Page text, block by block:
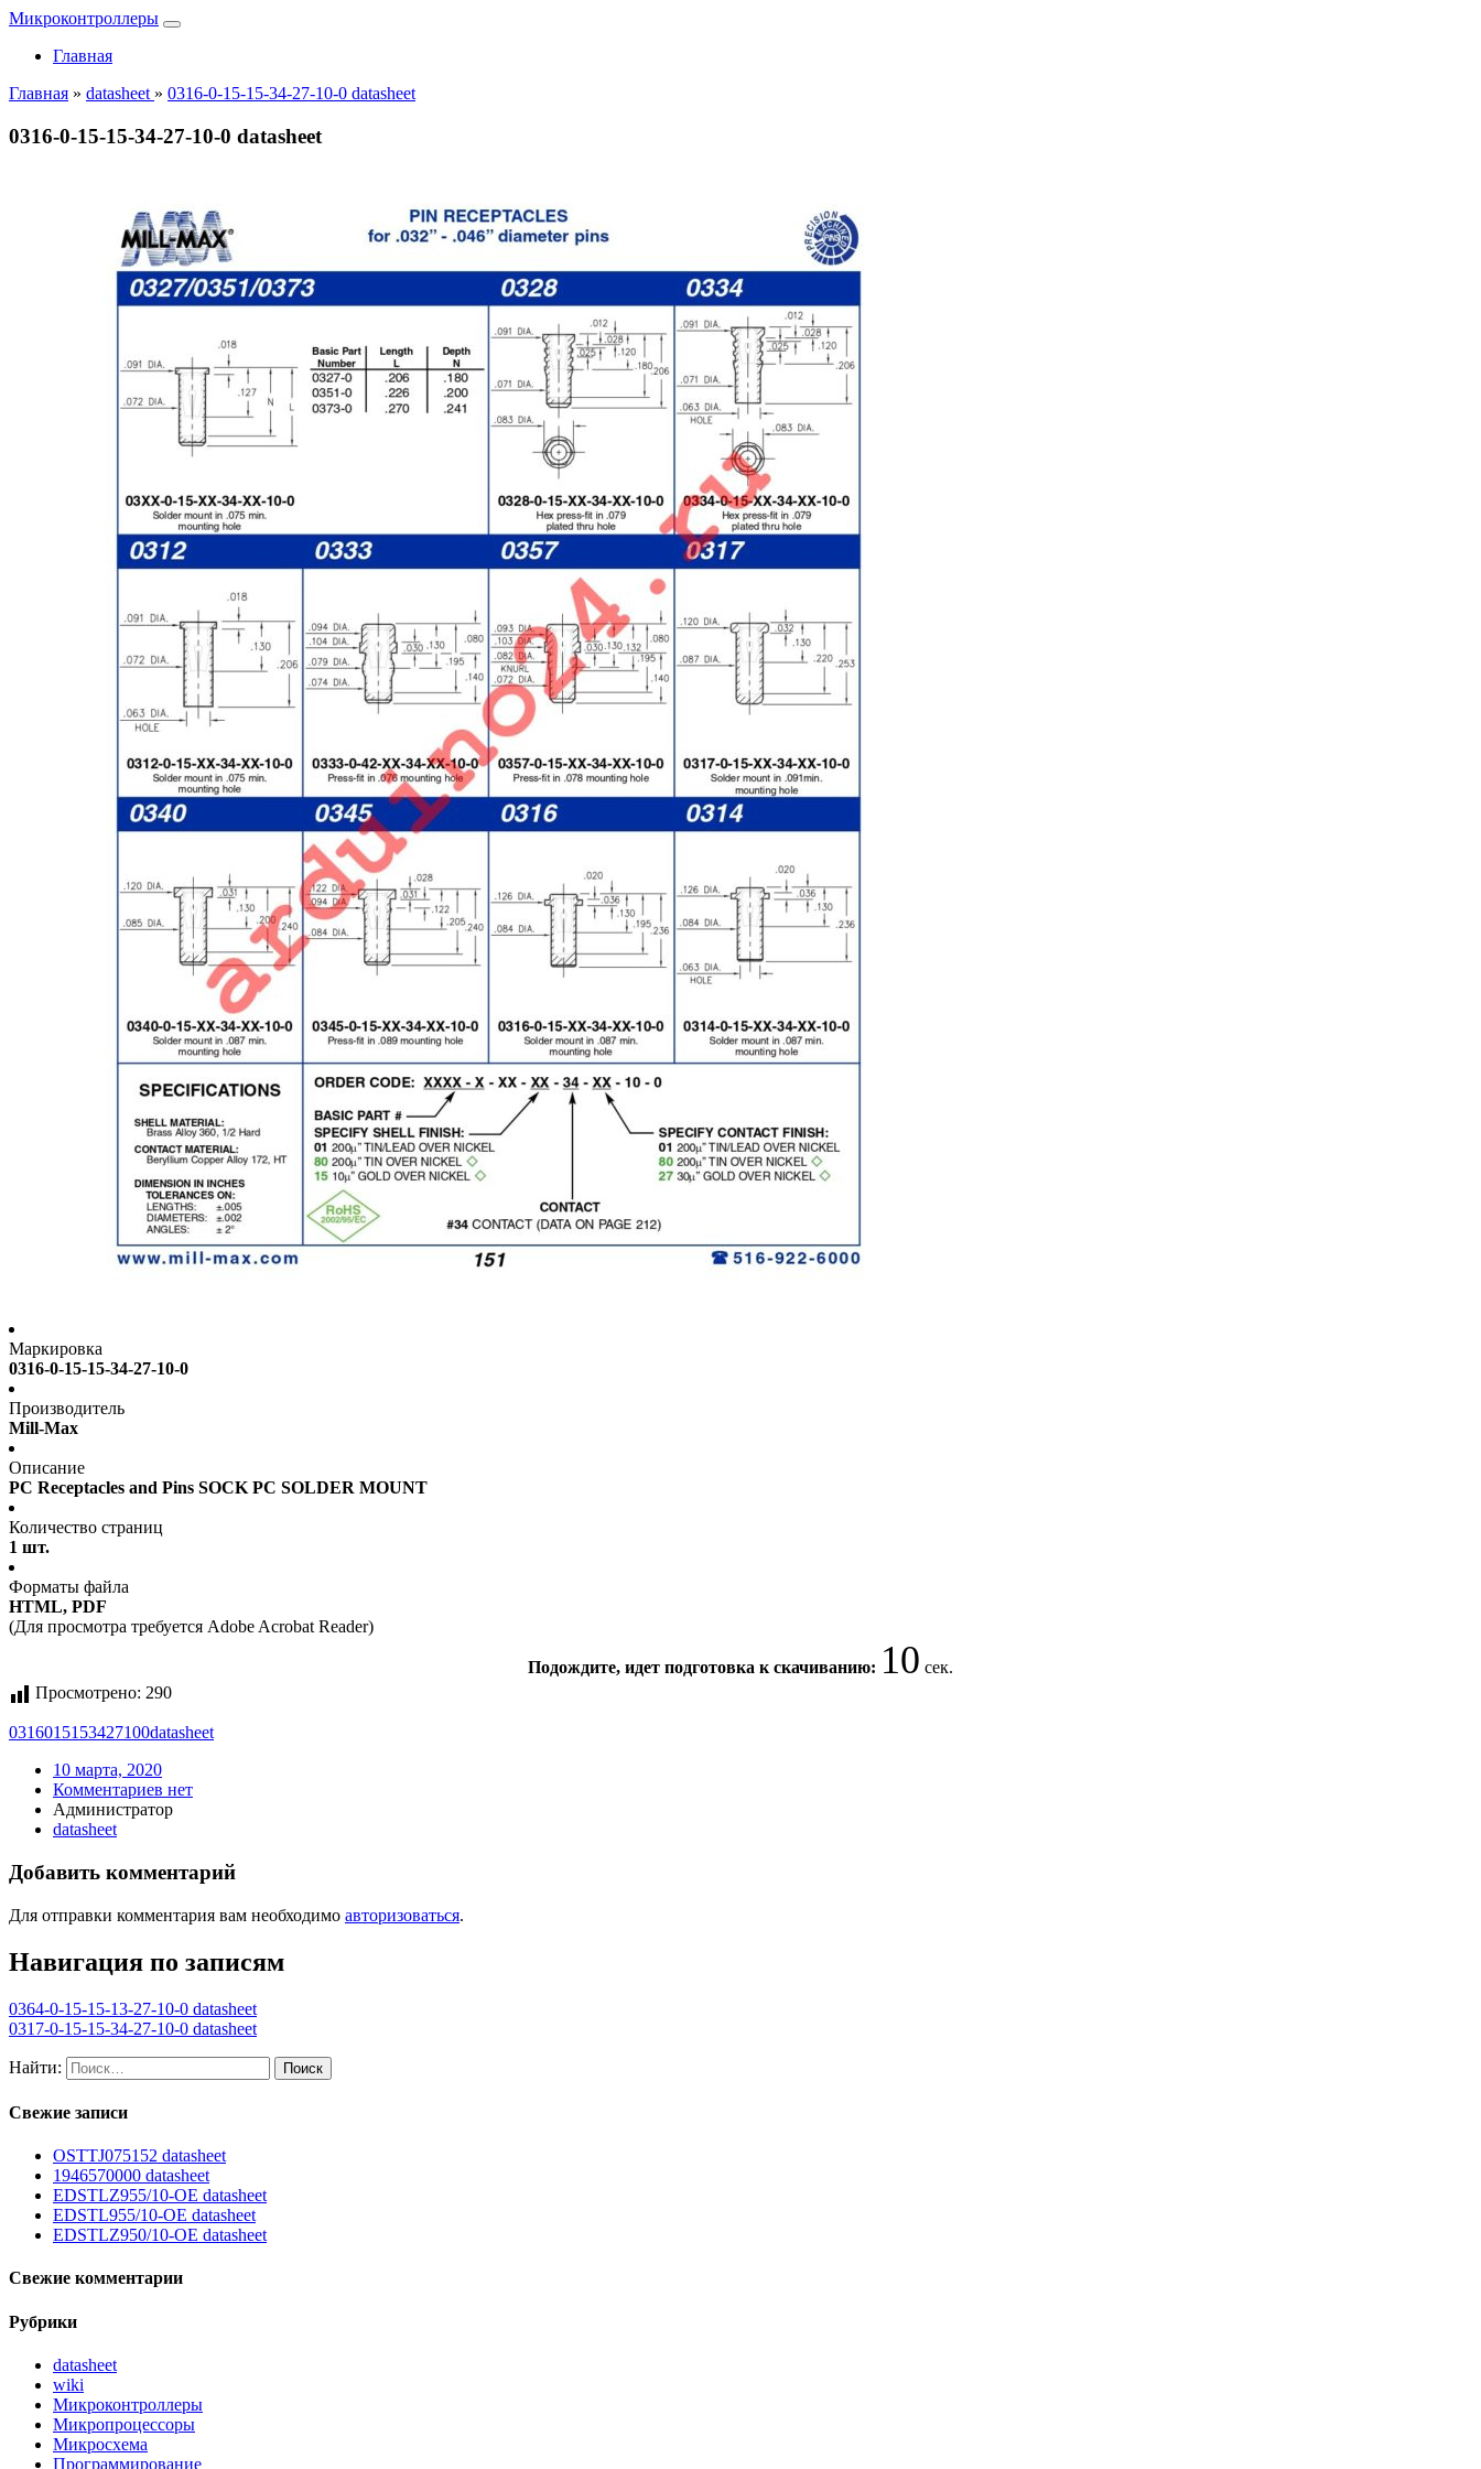
Микроконтроллеры
Главная
Главная » datasheet » 0316-0-15-15-34-27-10-0 datasheet
0316-0-15-15-34-27-10-0 datasheet
Маркировка
0316-0-15-15-34-27-10-0
Производитель
Mill-Max
Описание
PC Receptacles and Pins SOCK PC SOLDER MOUNT
Количество страниц
1 шт.
Форматы файла
HTML, PDF
(Для просмотра требуется Adobe Acrobat Reader)
Подождите, идет подготовка к скачиванию: 10 сек.
Просмотрено: 290
0316015153427100datasheet
10 марта, 2020
Комментариев нет
Администратор
datasheet
Добавить комментарий
Для отправки комментария вам необходимо авторизоваться.
Навигация по записям
0364-0-15-15-13-27-10-0 datasheet
0317-0-15-15-34-27-10-0 datasheet
Найти:
Свежие записи
OSTTJ075152 datasheet
1946570000 datasheet
EDSTLZ955/10-OE datasheet
EDSTL955/10-OE datasheet
EDSTLZ950/10-OE datasheet
Свежие комментарии
Рубрики
datasheet
wiki
Микроконтроллеры
Микропроцессоры
Микросхема
Программирование